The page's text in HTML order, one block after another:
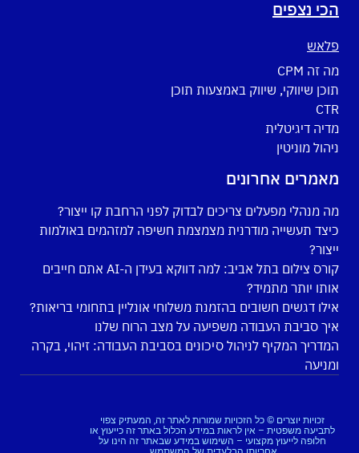
הכי נצפים
פלאש
מה זה CPM
תוכן שיווקי, שיווק באמצעות תוכן
CTR
מדיה דיגיטלית
ניהול מוניטין
מאמרים אחרונים
מה מנהלי מפעלים צריכים לבדוק לפני הרחבת קו ייצור?
כיצד תעשייה מודרנית מצמצמת חשיפה למזהמים באולמות
ייצור?
קורס צילום בתל אביב: למה דווקא בעידן ה-AI אתם חייבים
אותו יותר מתמיד?
אילו דגשים חשובים בהזמנת משלוחי אונליין בתחומי בריאות?
איך סביבת העבודה משפיעה על מצב הרוח שלנו
המדריך המקיף לניהול סיכונים בסביבת העבודה: זיהוי, בקרה
ומניעה
זכויות יוצרים © כל הזכויות שמורות לאתר זה, המעתיק צפוי
לתביעה משפטית – אין לראות במידע הכלול באתר זה כייעוץ או
חלופה לייעוץ מקצועי – השימוש במידע שבאתר זה הינו על